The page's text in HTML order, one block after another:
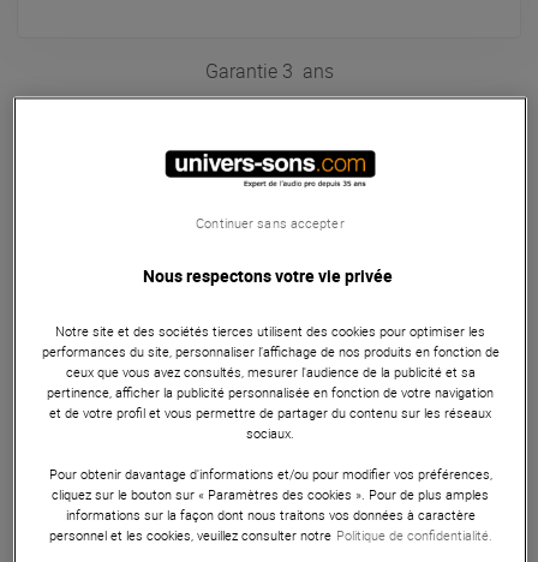
Garantie 3 ans
Le Cordial CPL 10 LL 2 est un câble HP de la série PEAK,
équipé de connecteurs Neutrik Speakon 2 points / Speakon
2 points, d'une longueur de 10 mètres.
Autres Caractéristiques
Autres Caractéristiques
Nous respectons votre vie privée
Notre site et des sociétés tierces utilisent des cookies pour optimiser les
performances du site, personnaliser l’affichage de nos produits en fonction de
ceux que vous avez consultés, mesurer l'audience de la publicité et sa
pertinence, afficher la publicité personnalisée en fonction de votre navigation
et de votre profil et vous permettre de partager du contenu sur les réseaux
sociaux.
Pour obtenir davantage d'informations et/ou pour modifier vos préférences,
cliquez sur le bouton sur « Paramètres des cookies ». Pour de plus amples
informations sur la façon dont nous traitons vos données à caractère
personnel et les cookies, veuillez consulter notre Politique de confidentialité.
Continuer sans accepter